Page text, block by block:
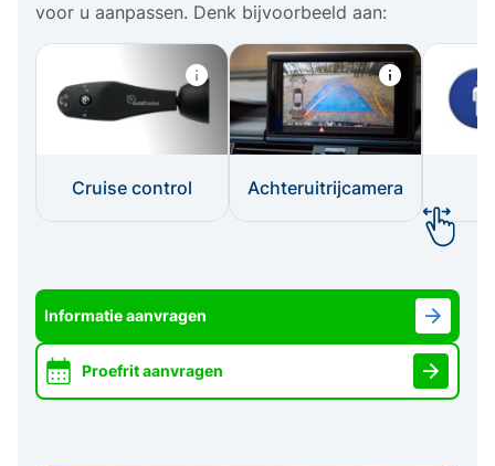
voor u aanpassen. Denk bijvoorbeeld aan:
Cruise control Achteruitrijcamera
Informatie aanvragen
Proefrit aanvragen